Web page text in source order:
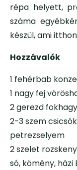
répa helyett,
száma
készül, ami
Hozzávalók
1 fehérbab
1 nagy fej
2 gerezd
2-3 szem
petrezselyem
2 szelet
só, kömény, házi